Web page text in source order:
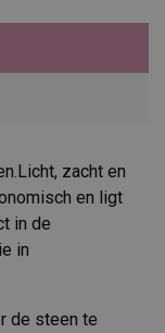
zacht en
en ligt
in de
in
de steen te